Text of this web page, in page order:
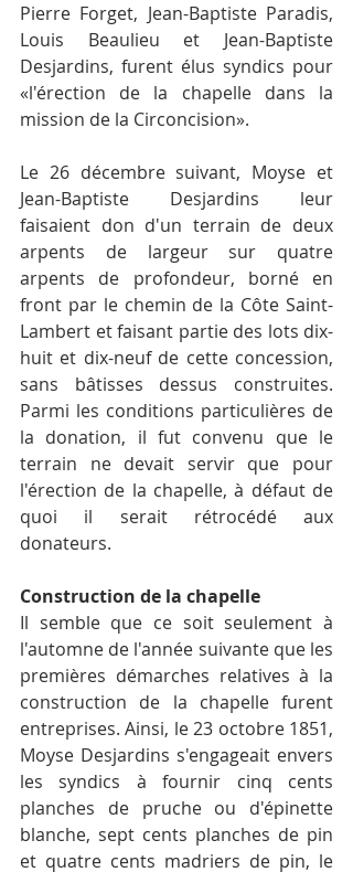
Pierre Forget, Jean-Baptiste Paradis,
Louis Beaulieu et Jean-Baptiste
Desjardins, furent élus syndics pour
«l'érection de la chapelle dans la
mission de la Circoncision».
Le 26 décembre suivant, Moyse et
Jean-Baptiste Desjardins leur
faisaient don d'un terrain de deux
arpents de largeur sur quatre
arpents de profondeur, borné en
front par le chemin de la Côte Saint-
Lambert et faisant partie des lots dix-
huit et dix-neuf de cette concession,
sans bâtisses dessus construites.
Parmi les conditions particulières de
la donation, il fut convenu que le
terrain ne devait servir que pour
l'érection de la chapelle, à défaut de
quoi il serait rétrocédé aux
donateurs.
Construction de la chapelle
Il semble que ce soit seulement à
l'automne de l'année suivante que les
premières démarches relatives à la
construction de la chapelle furent
entreprises. Ainsi, le 23 octobre 1851,
Moyse Desjardins s'engageait envers
les syndics à fournir cinq cents
planches de pruche ou d'épinette
blanche, sept cents planches de pin
et quatre cents madriers de pin, le